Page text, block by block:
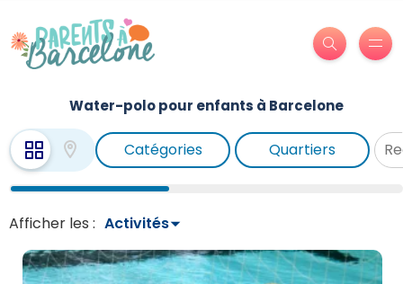
Water-polo pour enfants à Barcelone
Catégories Quartiers
Afficher les :